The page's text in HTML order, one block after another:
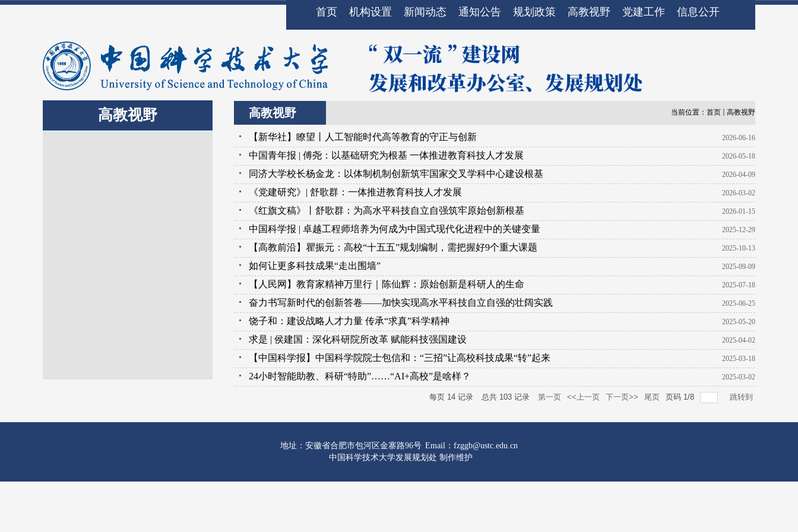
首页 机构设置 新闻动态 通知公告 规划政策 高教视野 党建工作 信息公开
高教视野 高教视野 当前位置： 首页 高教视野
【新华社】瞭望丨人工智能时代高等教育的守正与创新 2026-06-16
中国青年报 | 傅尧：以基础研究为根基 一体推进教育科技人才发展 2026-05-18
同济大学校长杨金龙：以体制机制创新筑牢国家交叉学科中心建设根基 2026-04-09
《党建研究》| 舒歌群：一体推进教育科技人才发展 2026-03-02
《红旗文稿》丨舒歌群：为高水平科技自立自强筑牢原始创新根基 2026-01-15
中国科学报 | 卓越工程师培养为何成为中国式现代化进程中的关键变量 2025-12-29
【高教前沿】瞿振元：高校“十五五”规划编制，需把握好9个重大课题 2025-10-13
如何让更多科技成果“走出围墙” 2025-09-09
【人民网】教育家精神万里行｜陈仙辉：原始创新是科研人的生命 2025-07-18
奋力书写新时代的创新答卷——加快实现高水平科技自立自强的壮阔实践 2025-06-25
饶子和：建设战略人才力量 传承“求真”科学精神 2025-05-20
求是 | 侯建国：深化科研院所改革 赋能科技强国建设 2025-04-02
【中国科学报】中国科学院院士包信和：“三招”让高校科技成果“转”起来 2025-03-18
24小时智能助教、科研“特助”……“AI+高校”是啥样？ 2025-03-02
每页 14 记录 总共 103 记录 第一页 <<上一页 下一页>> 尾页 页码 1/8 跳转到
地址：安徽省合肥市包河区金寨路96号 Email：fzggb@ustc.edu.cn
中国科学技术大学发展规划处 制作维护